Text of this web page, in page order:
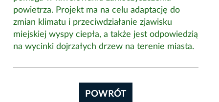
powietrza. Projekt ma na celu adaptację do
zmian klimatu i przeciwdziałanie zjawisku
miejskiej wyspy ciepła, a także jest odpowiedzią
na wycinki dojrzałych drzew na terenie miasta.
POWRÓT